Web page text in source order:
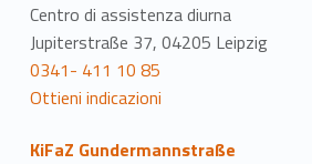
Centro di assistenza diurna
Jupiterstraße 37, 04205 Leipzig
0341- 411 10 85
Ottieni indicazioni
KiFaZ Gundermannstraße